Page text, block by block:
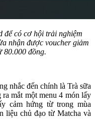
để có cơ hội trải nghiệm
nhận được voucher giảm
80.000 đồng.
nhắc đến chính là Trà sữa
mắt một menu 4 món lấy
cảm hứng từ trong mùa
liệu chủ đạo từ Matcha và